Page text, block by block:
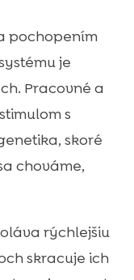
pochopením
je
Pracovné a
s
skoré
chováme,
rýchlejšiu
skracuje ich